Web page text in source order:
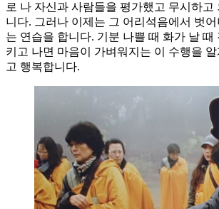
로 나 자신과 사람들을 평가했고 무시하고
니다. 그러나 이제는 그 어리석음에서 벗어
는 연습을 합니다. 기분 나쁠 때 화가 날 때
키고 나면 마음이 가벼워지는 이 수행을
고 행복합니다.